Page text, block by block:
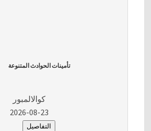
تأمينات الحوادث المتنوعة
كوالالمبور
2026-08-23
التفاصيل